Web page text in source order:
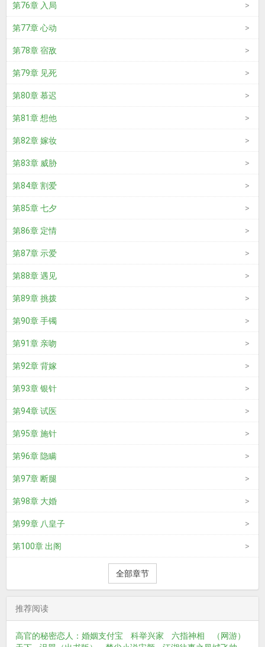
第76章 入局
第77章 心动
第78章 宿敌
第79章 见死
第80章 慕迟
第81章 想他
第82章 嫁妆
第83章 威胁
第84章 割爱
第85章 七夕
第86章 定情
第87章 示爱
第88章 遇见
第89章 挑拨
第90章 手镯
第91章 亲吻
第92章 背嫁
第93章 银针
第94章 试医
第95章 施针
第96章 隐瞒
第97章 断腿
第98章 大婚
第99章 八皇子
第100章 出阁
全部章节
推荐阅读
高官的秘密恋人：婚姻支付宝 科举兴家 六指神相
（网游）